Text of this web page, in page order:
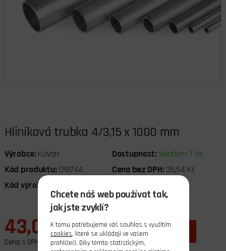
Hliníková trubka 4/3,15 x 1000 mm
Výrobce: Kavan Dostupnost: skladem 7 ks
Kód produktu: 091744 Cena bez DPH: 35,54 Kč
Kód výrobce:
43,00 Kč
Cena s DPH
ks do košíku
Chcete náš web používat tak,
jak jste zvyklí?
K tomu potřebujeme váš souhlas s využitím
cookies, které se ukládají ve vašem
prohlížeči. Díky těmto statistickým,